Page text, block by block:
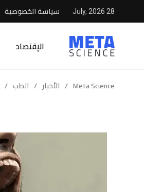
28 July, 2026 سياسة الخصوصية
الإقتصاد
Meta Science
/ الأخبار / الطب /